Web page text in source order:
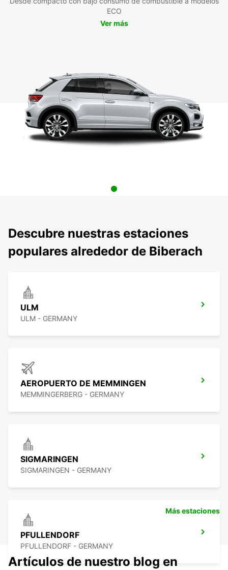
ECO
Ver más
Descubre nuestras estaciones
populares alrededor de Biberach
ULM
ULM - GERMANY
AEROPUERTO DE MEMMINGEN
MEMMINGERBERG - GERMANY
SIGMARINGEN
SIGMARINGEN - GERMANY
PFULLENDORF
PFULLENDORF - GERMANY
Más estaciones
Artículos de nuestro blog en